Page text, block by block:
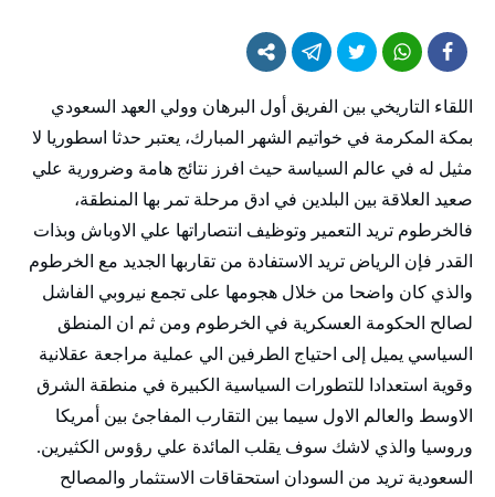
اللقاء التاريخي بين الفريق أول البرهان وولي العهد السعودي
بمكة المكرمة في خواتيم الشهر المبارك، يعتبر حدثا اسطوريا لا
مثيل له في عالم السياسة حيث افرز نتائج هامة وضرورية علي
صعيد العلاقة بين البلدين في ادق مرحلة تمر بها المنطقة،
فالخرطوم تريد التعمير وتوظيف انتصاراتها علي الاوباش وبذات
القدر فإن الرياض تريد الاستفادة من تقاربها الجديد مع الخرطوم
والذي كان واضحا من خلال هجومها على تجمع نيروبي الفاشل
لصالح الحكومة العسكرية في الخرطوم ومن ثم ان المنطق
السياسي يميل إلى احتياج الطرفين الي عملية مراجعة عقلانية
وقوية استعدادا للتطورات السياسية الكبيرة في منطقة الشرق
الاوسط والعالم الاول سيما بين التقارب المفاجئ بين أمريكا
وروسيا والذي لاشك سوف يقلب المائدة علي رؤوس الكثيرين.
السعودية تريد من السودان استحقاقات الاستثمار والمصالح